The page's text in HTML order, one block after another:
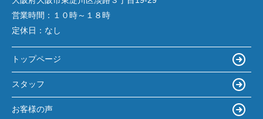
営業時間： １０時～１８時
定休日： なし
トップページ
スタッフ
お客様の声